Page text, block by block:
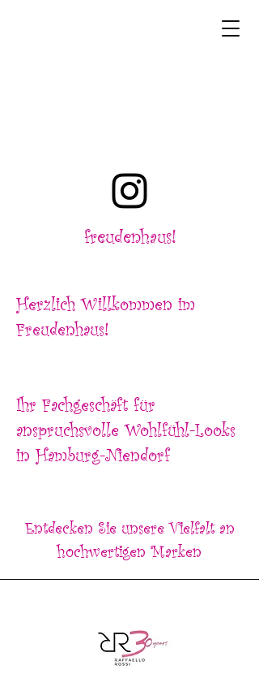
freudenhaus!
Herzlich Willkommen im
Freudenhaus!
Ihr Fachgeschäft für
anspruchsvolle Wohlfühl-Looks
in Hamburg-Niendorf
Entdecken Sie unsere Vielfalt an
hochwertigen Marken